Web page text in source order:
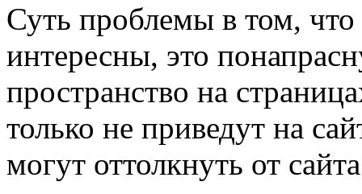
Суть проблемы в том,
интересны, это
пространство на
только не приведут на
могут оттолкнуть от